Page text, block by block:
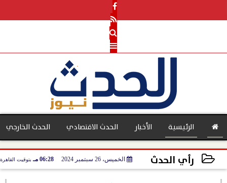
الرئيسية الأخبار الحدث الاقتصادي الحدث الخارجي
رأي الحدث الخميس، 26 سبتمبر 2024 06:28 مـ بتوقيت القاهرة